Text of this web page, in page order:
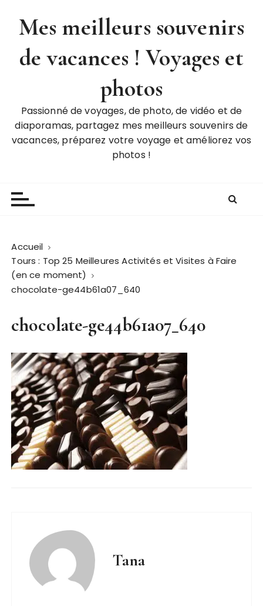
Mes meilleurs souvenirs
de vacances ! Voyages et
photos
Passionné de voyages, de photo, de vidéo et de
diaporamas, partagez mes meilleurs souvenirs de
vacances, préparez votre voyage et améliorez vos
photos !
Accueil
Tours : Top 25 Meilleures Activités et Visites à Faire
(en ce moment)
chocolate-ge44b61a07_640
chocolate-ge44b61a07_640
Tana